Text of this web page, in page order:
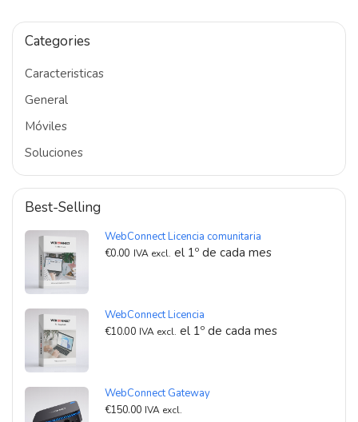
Categories
Caracteristicas
General
Móviles
Soluciones
Best-Selling
WebConnect Licencia comunitaria
€0.00 IVA excl. el 1º de cada mes
WebConnect Licencia
€10.00 IVA excl. el 1º de cada mes
WebConnect Gateway
€150.00 IVA excl.